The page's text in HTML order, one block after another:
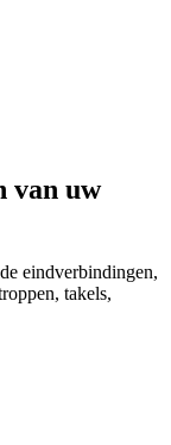
van uw
eindverbindingen,
takels,